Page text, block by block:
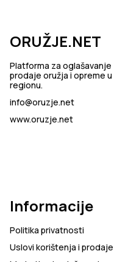
ORUŽJE.NET
Platforma za oglašavanje
prodaje oružja i opreme u
regionu.
info@oruzje.net
www.oruzje.net
Informacije
Politika privatnosti
Uslovi korištenja i prodaje